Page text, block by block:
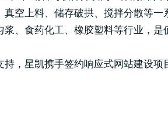
空上料、储存破拱、搅拌分散等
、食药化工、橡胶塑料等行业，是
，星凯携手签约响应式网站建设项